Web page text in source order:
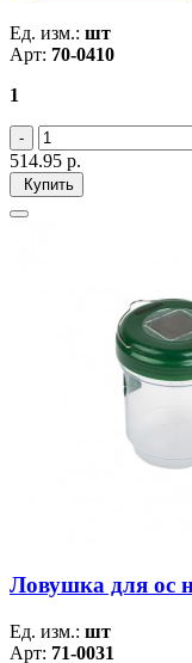
Ед. изм.: шт
Арт: 70-0410
1
514.95 р.
Купить
Ловушка для ос
Ед. изм.: шт
Арт: 71-0031